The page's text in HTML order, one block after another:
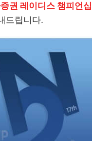
권 레이디스 챔피언십
드립니다.